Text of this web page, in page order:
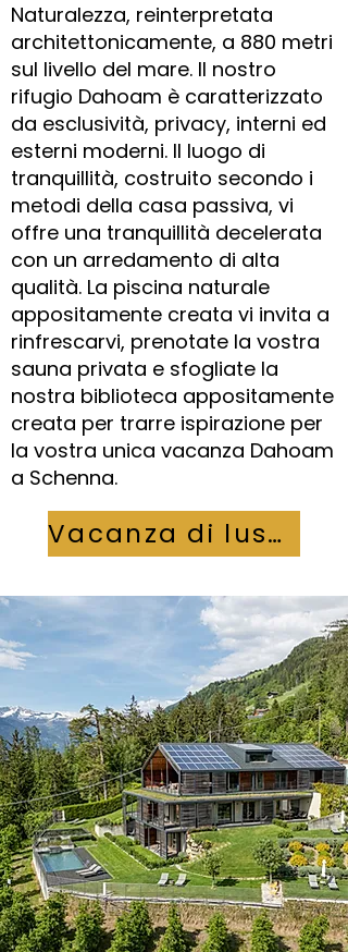
Naturalezza, reinterpretata
architettonicamente, a 880 metri
sul livello del mare. Il nostro
rifugio Dahoam è caratterizzato
da esclusività, privacy, interni ed
esterni moderni. Il luogo di
tranquillità, costruito secondo i
metodi della casa passiva, vi
offre una tranquillità decelerata
con un arredamento di alta
qualità. La piscina naturale
appositamente creata vi invita a
rinfrescarvi, prenotate la vostra
sauna privata e sfogliate la
nostra biblioteca appositamente
creata per trarre ispirazione per
la vostra unica vacanza Dahoam
a Schenna.
Vacanza di lusso